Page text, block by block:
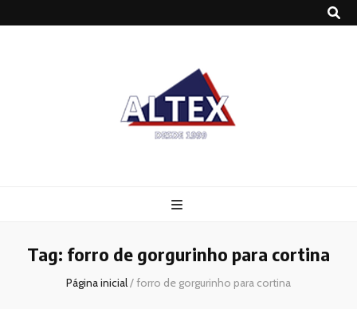
Tag: forro de gorgurinho para cortina
Página inicial/forro de gorgurinho para cortina